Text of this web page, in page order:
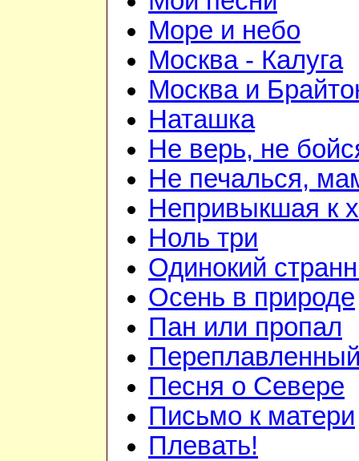
Море и небо
Москва - Калуга
Москва и
Наташка
Не верь, не
Не печалься,
Непривыкшая к
Ноль три
Одинокий
Осень в природе
Пан или пропал
Песня о Севере
Письмо к матери
Плевать!